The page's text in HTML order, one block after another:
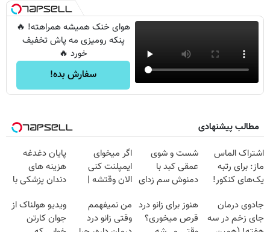
هوای خنک همیشه همراهته! 🔥
پنکه رومیزی مه پاش تخفیف
خورد 🔥
سفارش بده!
مطالب پیشنهادی
اشتراک الماس
ماز: برای رتبه
یک‌های کنکور!
شست و شوی
عمقی کبد با
دمنوش سم زدای
اگر میخوای
ایمپلنت کنی
الان وقتشه |
میلیون تومان!!!
پایان دغدغه
هزینه های
دندان پزشکی با
خانگی
جادوی درمان
جای زخم در سه
هنوز برای زانو درد
قرص میخوری؟
من نمیفهمم
وقتی زانو درد
ویدیو هولناک از
جوان کارتن